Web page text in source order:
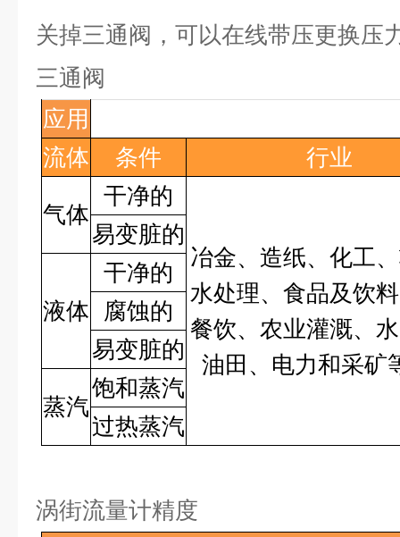
关掉三通阀，可以在线带压更换压
三通阀
应用
流体
条件 行业
气体
干净的
冶金、造纸、化工
水处理、食品及饮
餐饮、农业灌溉、
油田、电力和采矿
易变脏的
液体
干净的
腐蚀的
易变脏的
蒸汽
饱和蒸汽
过热蒸汽
涡街流量计精度